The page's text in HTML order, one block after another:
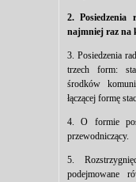
2.
najmniej raz na
3. Posiedzenia
trzech form:
środków
łączącej formę
4. O formie
przewodniczący.
5.
podejmowane